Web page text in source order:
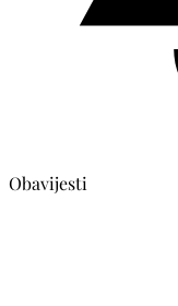
Obavijesti